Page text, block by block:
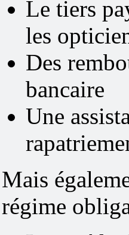
Le tiers
les
Des
bancaire
Une
Mais
régime